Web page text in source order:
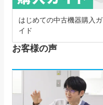
はじめての中古機器購入ガ
イド
お客様の声